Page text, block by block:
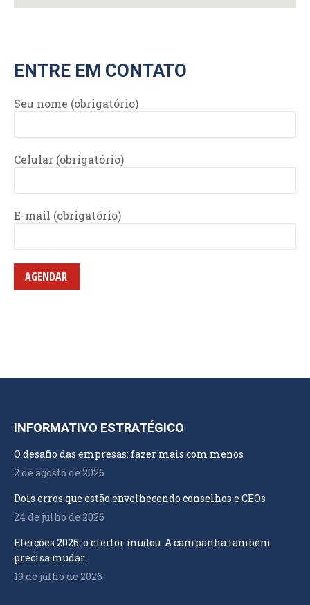
ENTRE EM CONTATO
Seu nome (obrigatório)
Celular (obrigatório)
E-mail (obrigatório)
INFORMATIVO ESTRATÉGICO
O desafio das empresas: fazer mais com menos
2 de agosto de 2026
Dois erros que estão envelhecendo conselhos e CEOs
24 de julho de 2026
Eleições 2026: o eleitor mudou. A campanha também
precisa mudar.
19 de julho de 2026